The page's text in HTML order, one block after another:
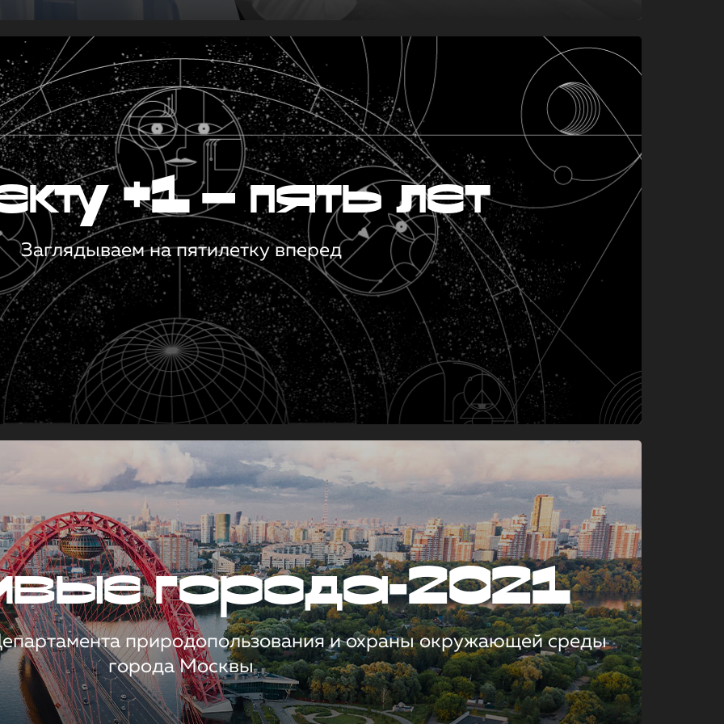
+1 — пять лет
Заглядываем на пятилетку вперед
города-2021
природопользования и охраны окружающей среды
города Москвы